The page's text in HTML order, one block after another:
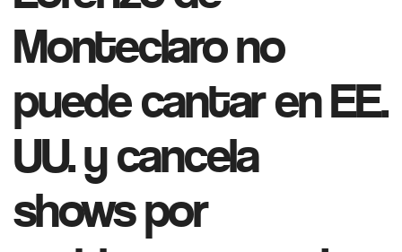
Monteclaro no
puede cantar en EE.
UU. y cancela
shows por